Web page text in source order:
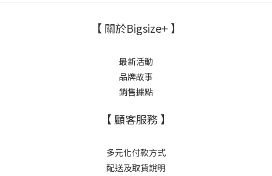
【 關於Bigsize+ 】
最新活動
品牌故事
銷售據點
【 顧客服務 】
多元化付款方式
配送及取貨說明